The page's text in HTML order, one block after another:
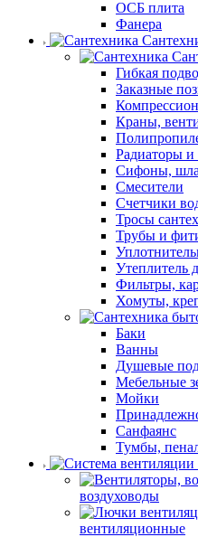
ОСБ плита
Фанера
Гибкая
Заказные
Краны,
Радиаторы
Сифоны,
Смесители
Счетчики
Тросы
Трубы и
Утеплитель
Фильтры,
Хомуты,
Баки
Ванны
Душевые
Мебельные
Мойки
Санфаянс
Тумбы,
воздуховоды
вентиляционные